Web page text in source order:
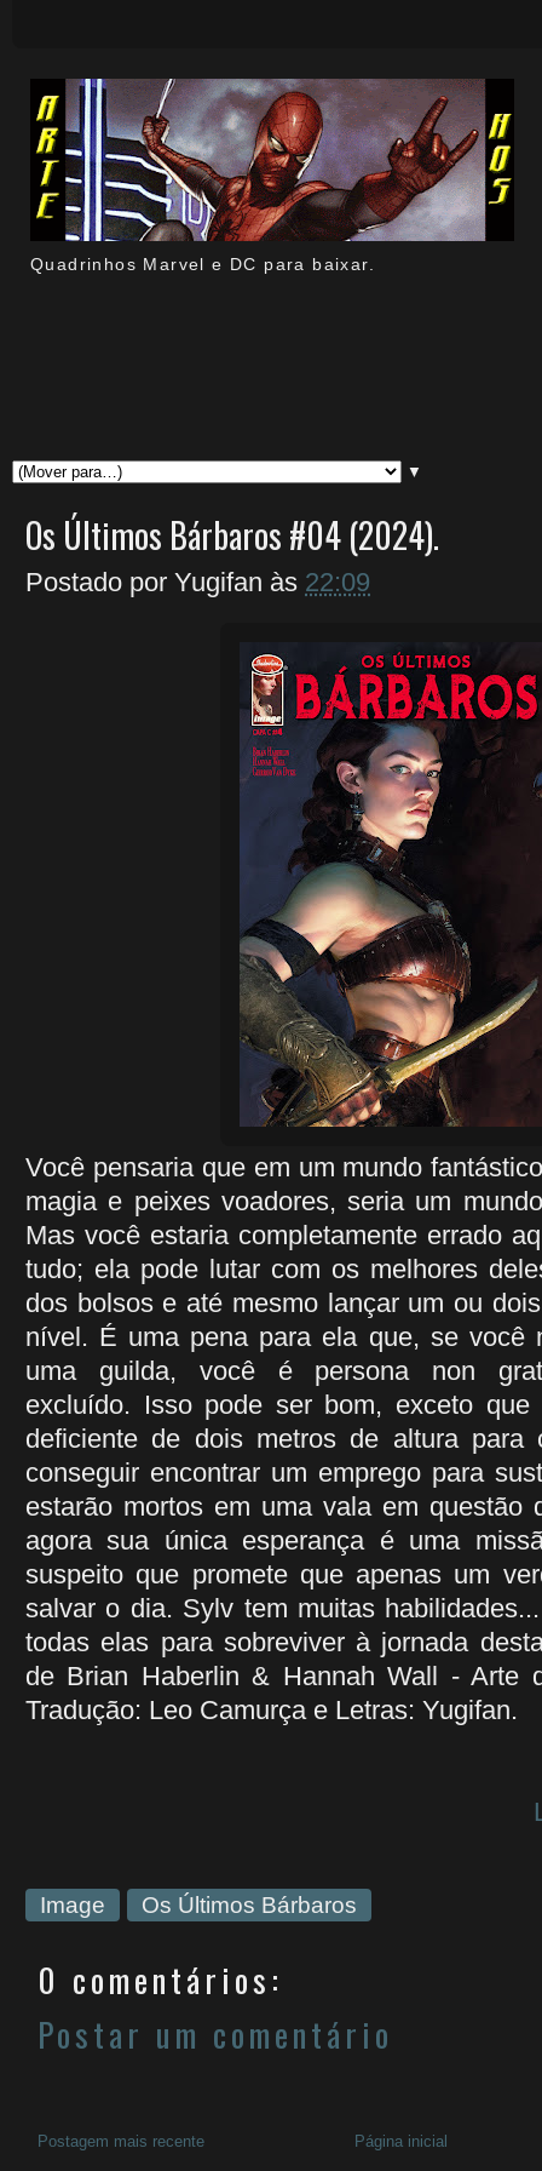
Quadrinhos Marvel e DC para baixar.
▼
Os Últimos Bárbaros #04 (2024).
Postado por Yugifan às 22:09
Você pensaria que em um mundo
magia e peixes voadores, seria um
Mas você estaria completamente errado
tudo; ela pode lutar com os melhores
dos bolsos e até mesmo lançar um ou
nível. É uma pena para ela que, se você
uma guilda, você é persona non
excluído. Isso pode ser bom, exceto
deficiente de dois metros de altura para
conseguir encontrar um emprego para
estarão mortos em uma vala em questão
agora sua única esperança é uma
suspeito que promete que apenas um
salvar o dia. Sylv tem muitas
todas elas para sobreviver à jornada
de Brian Haberlin & Hannah Wall - Arte
Tradução: Leo Camurça e Letras: Yugifan.
Image Os Últimos Bárbaros
0 comentários:
Postar um comentário
Postagem mais recente Página inicial